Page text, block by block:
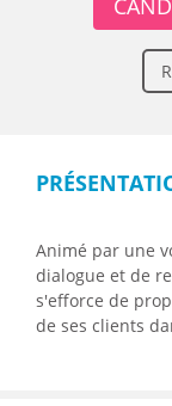
Animé par une
dialogue et de
s'efforce de
de ses clients